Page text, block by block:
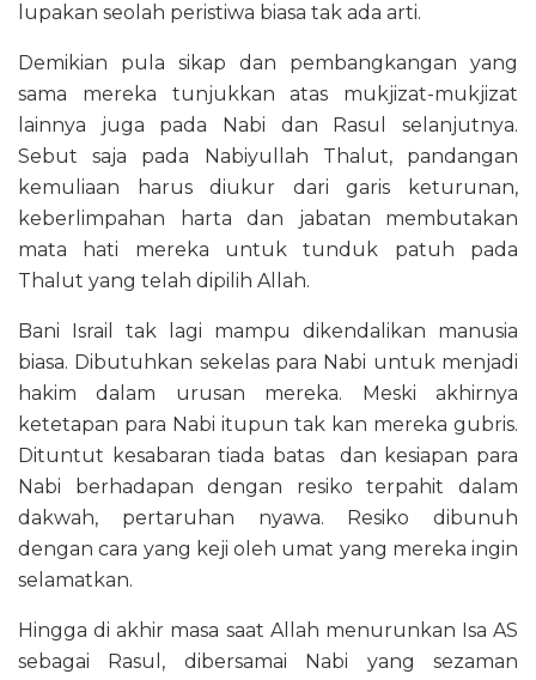
lupakan seolah peristiwa biasa tak ada arti.
Demikian pula sikap dan pembangkangan yang
sama mereka tunjukkan atas mukjizat-mukjizat
lainnya juga pada Nabi dan Rasul selanjutnya.
Sebut saja pada Nabiyullah Thalut, pandangan
kemuliaan harus diukur dari garis keturunan,
keberlimpahan harta dan jabatan membutakan
mata hati mereka untuk tunduk patuh pada
Thalut yang telah dipilih Allah.
Bani Israil tak lagi mampu dikendalikan manusia
biasa. Dibutuhkan sekelas para Nabi untuk menjadi
hakim dalam urusan mereka. Meski akhirnya
ketetapan para Nabi itupun tak kan mereka gubris.
Dituntut kesabaran tiada batas dan kesiapan para
Nabi berhadapan dengan resiko terpahit dalam
dakwah, pertaruhan nyawa. Resiko dibunuh
dengan cara yang keji oleh umat yang mereka ingin
selamatkan.
Hingga di akhir masa saat Allah menurunkan Isa AS
sebagai Rasul, dibersamai Nabi yang sezaman